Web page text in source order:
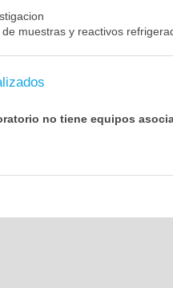
muestras y reactivos
no tiene equipos